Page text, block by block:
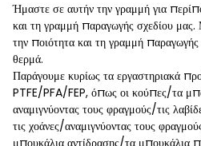
Ήμαστε σε αυτήν την γραμμή για
και τη γραμμή παραγωγής σχεδίου
την ποιότητα και τη γραμμή
θερμά.
Παράγουμε κυρίως τα εργαστηριακά
PTFE/PFA/FEP, όπως οι κούπες/τα
αναμιγνύοντας τους φραγμούς/τις
τις χοάνες/αναμιγνύοντας τους